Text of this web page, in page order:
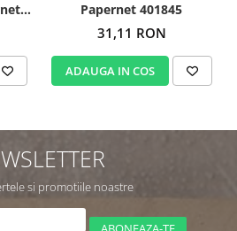
Papernet 401845
31,11 RON
ADAUGA IN COS
si promotiile noastre